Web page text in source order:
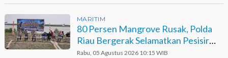
MARITIM
80 Persen Mangrove Rusak, Polda
Riau Bergerak Selamatkan Pesisir
Sinaboi
Rabu, 05 Agustus 2026 10:15 WIB